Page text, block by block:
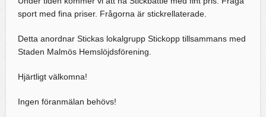
sport med fina priser. Frågorna är stickrellaterade.
Detta anordnar Stickas lokalgrupp Stickopp tillsammans med
Staden Malmös Hemslöjdsförening.
Hjärtligt välkomna!
Ingen föranmälan behövs!